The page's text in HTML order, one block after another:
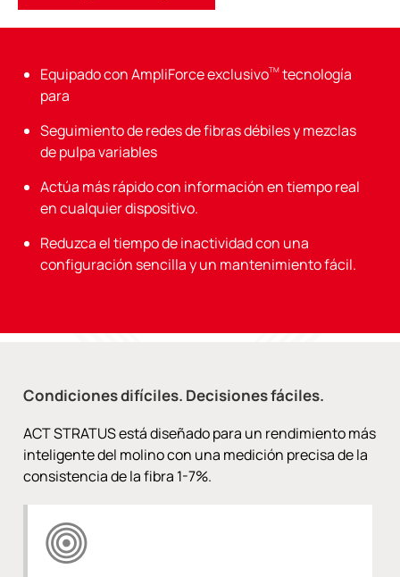
Equipado con AmpliForce exclusivoTM tecnología
para
Seguimiento de redes de fibras débiles y mezclas
de pulpa variables
Actúa más rápido con información en tiempo real
en cualquier dispositivo.
Reduzca el tiempo de inactividad con una
configuración sencilla y un mantenimiento fácil.
Condiciones difíciles. Decisiones fáciles.
ACT STRATUS está diseñado para un rendimiento más
inteligente del molino con una medición precisa de la
consistencia de la fibra 1-7%.